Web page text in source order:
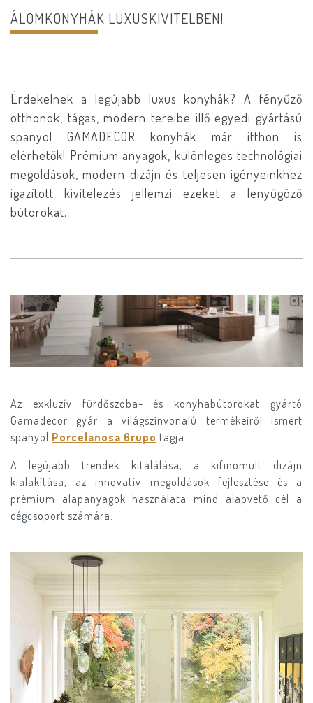
ÁLOMKONYHÁK LUXUSKIVITELBEN!
Érdekelnek a legújabb luxus konyhák? A fényűző
otthonok, tágas, modern tereibe illő egyedi gyártású
spanyol GAMADECOR konyhák már itthon is
elérhetők! Prémium anyagok, különleges technológiai
megoldások, modern dizájn és teljesen igényeinkhez
igazított kivitelezés jellemzi ezeket a lenyűgöző
bútorokat.
Az exkluzív fürdőszoba- és konyhabútorokat gyártó
Gamadecor gyár a világszínvonalú termékeiről ismert
spanyol Porcelanosa Grupo tagja.
A legújabb trendek kitalálása, a kifinomult dizájn
kialakítása, az innovatív megoldások fejlesztése és a
prémium alapanyagok használata mind alapvető cél a
cégcsoport számára.